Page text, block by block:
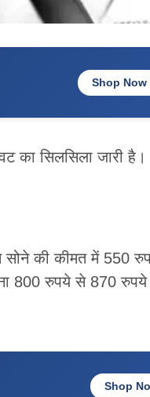
Shop
का सिलसिला जारी है।
सोने की कीमत में 550
800 रुपये से 870 रुपये
Shop